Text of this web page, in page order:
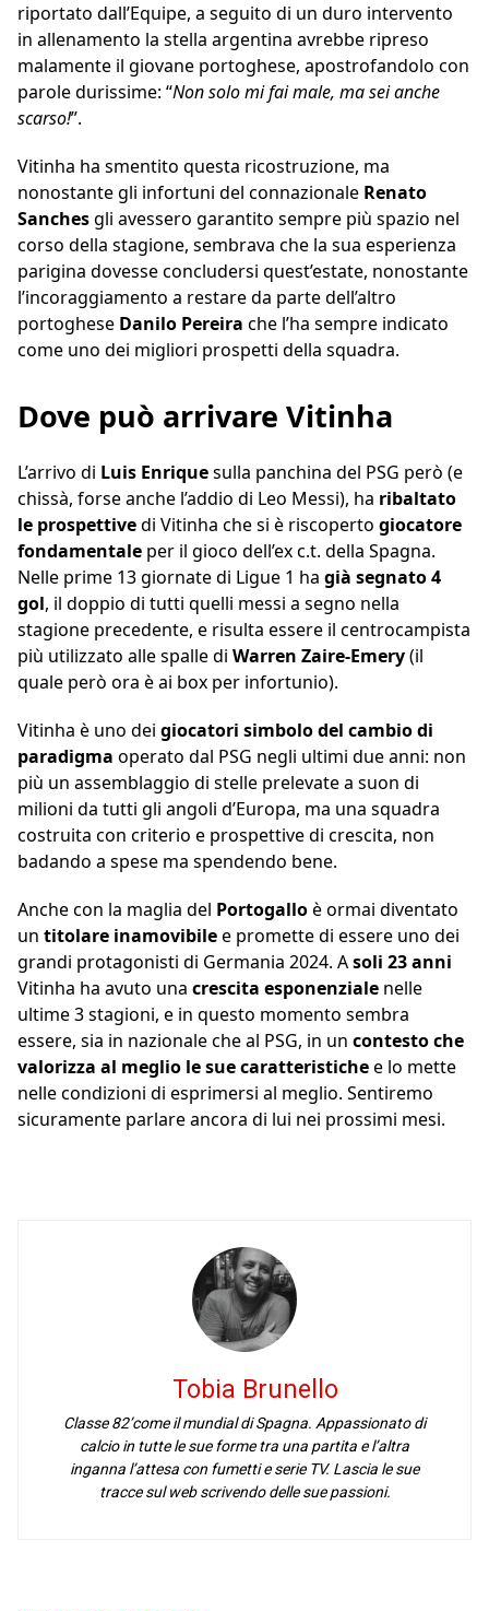
riportato dall’Equipe, a seguito di un duro intervento
in allenamento la stella argentina avrebbe ripreso
malamente il giovane portoghese, apostrofandolo con
parole durissime: “Non solo mi fai male, ma sei anche
scarso!”.
Vitinha ha smentito questa ricostruzione, ma
nonostante gli infortuni del connazionale Renato
Sanchesgli avessero garantito sempre più spazio nel
corso della stagione, sembrava che la sua esperienza
parigina dovesse concludersi quest’estate, nonostante
l’incoraggiamento a restare da parte dell’altro
portoghese Danilo Pereira che l’ha sempre indicato
come uno dei migliori prospetti della squadra.
Dove può arrivare Vitinha
L’arrivo di Luis Enriquesulla panchina del PSG però (e
chissà, forse anche l’addio di Leo Messi), ha ribaltato
le prospettivedi Vitinha che si è riscoperto giocatore
fondamentale per il gioco dell’ex c.t. della Spagna.
Nelle prime 13 giornate di Ligue 1 ha già segnato 4
gol, il doppio di tutti quelli messi a segno nella
stagione precedente, e risulta essere il centrocampista
più utilizzato alle spalle di Warren Zaire-Emery(il
quale però ora è ai box per infortunio).
Vitinha è uno dei giocatori simbolo del cambio di
paradigma operato dal PSG negli ultimi due anni: non
più un assemblaggio di stelle prelevate a suon di
milioni da tutti gli angoli d’Europa, ma una squadra
costruita con criterio e prospettive di crescita, non
badando a spese ma spendendo bene.
Anche con la maglia del Portogalloè ormai diventato
un titolare inamovibilee promette di essere uno dei
grandi protagonisti di Germania 2024. Asoli 23 anni
Vitinha ha avuto una crescita esponenziale nelle
ultime 3 stagioni, e in questo momento sembra
essere, sia in nazionale che al PSG, in un contesto che
valorizza al meglio le sue caratteristichee lo mette
nelle condizioni di esprimersi al meglio. Sentiremo
sicuramente parlare ancora di lui nei prossimi mesi.
Tobia Brunello
Classe 82’come il mundial di Spagna. Appassionato di
calcio in tutte le sue forme tra una partita e l’altra
inganna l’attesa con fumetti e serie TV. Lascia le sue
tracce sul web scrivendo delle sue passioni.